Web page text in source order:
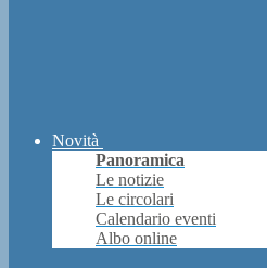
Novità
Panoramica
Le notizie
Le circolari
Calendario eventi
Albo online